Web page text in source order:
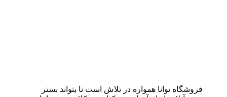
فروشگاه توانا همواره در تلاش است تا بتواند بستر